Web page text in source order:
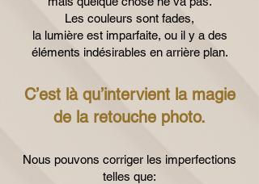
Les couleurs sont fades,
la lumière est imparfaite, ou il y a des
éléments indésirables en arrière plan.
C’est là qu’intervient la magie
de la retouche photo.
Nous pouvons corriger les imperfections
telles que: